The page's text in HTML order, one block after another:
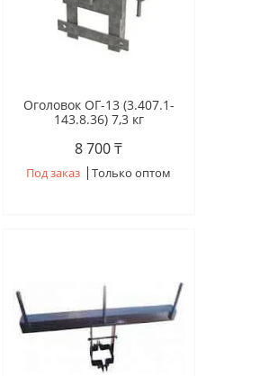
Оголовок ОГ-13 (3.407.1-
143.8.36) 7,3 кг
8 700 ₸
Под заказ Только оптом